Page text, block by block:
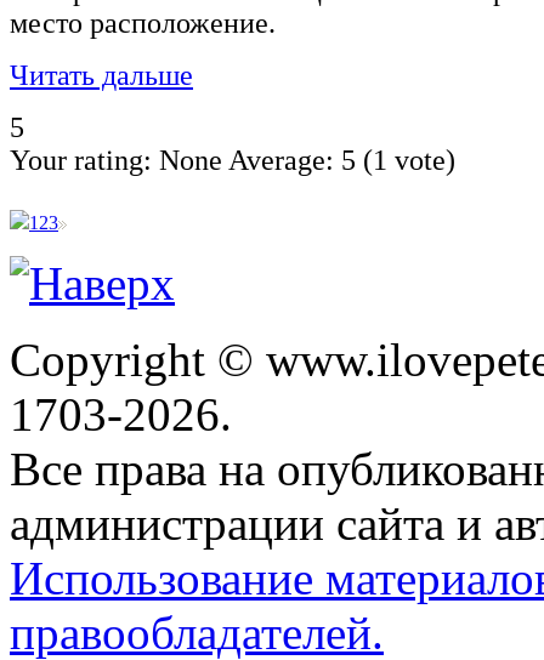
место расположение.
Читать дальше
5
Your rating: None Average: 5 (1 vote)
123
Copyright ©
1703-2026.
Все права на
администрации сайта и
Использование
правообладателей.